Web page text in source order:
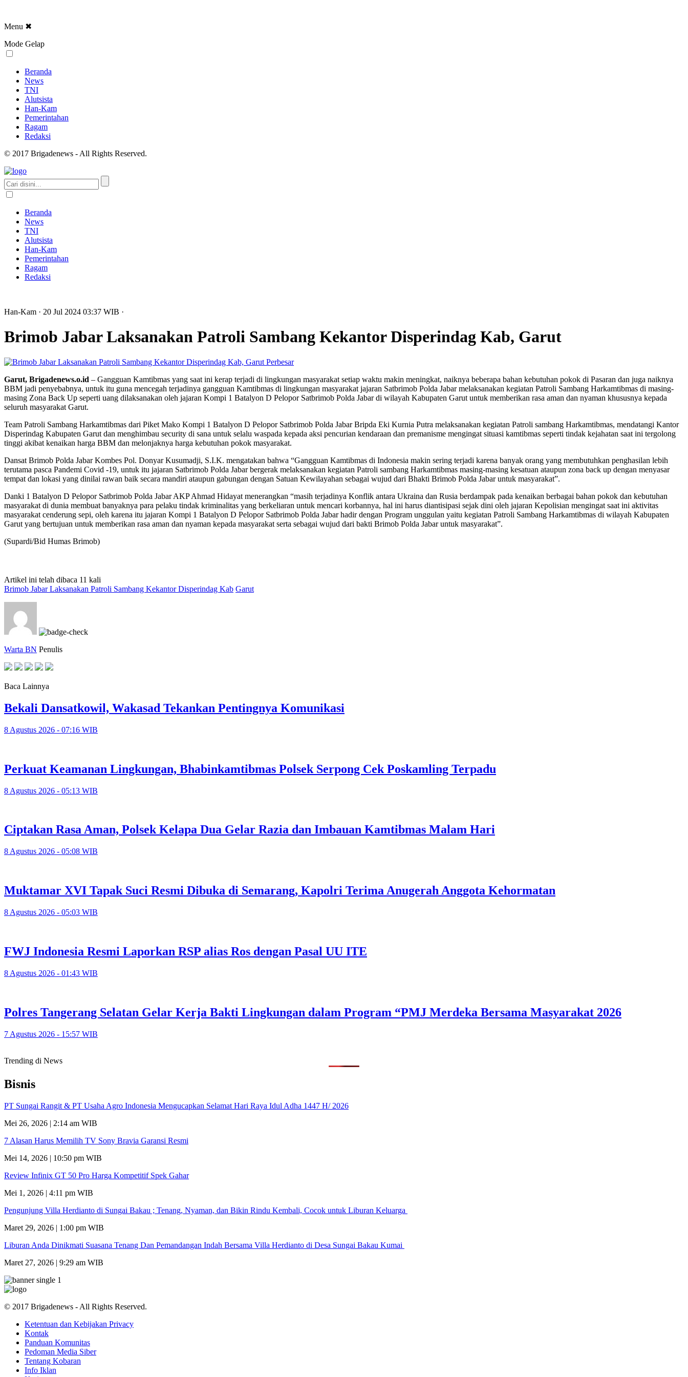
Menu ✖
Mode Gelap
Beranda
News
TNI
Alutsista
Han-Kam
Pemerintahan
Ragam
Redaksi
© 2017 Brigadenews - All Rights Reserved.
Beranda
News
TNI
Alutsista
Han-Kam
Pemerintahan
Ragam
Redaksi
Han-Kam · 20 Jul 2024 03:37 WIB ·
Brimob Jabar Laksanakan Patroli Sambang Kekantor Disperindag Kab, Garut
Perbesar
Garut, Brigadenews.o.id – Gangguan Kamtibmas yang saat ini kerap terjadi di lingkungan masyarakat setiap waktu makin meningkat, naiknya beberapa bahan kebutuhan pokok di Pasaran dan juga naiknya
BBM jadi penyebabnya, untuk itu guna mencegah terjadinya gangguan Kamtibmas di lingkungan masyarakat jajaran Satbrimob Polda Jabar melaksanakan kegiatan Patroli Sambang Harkamtibmas di masing-
masing Zona Back Up seperti uang dilaksanakan oleh jajaran Kompi 1 Batalyon D Pelopor Satbrimob Polda Jabar di wilayah Kabupaten Garut untuk memberikan rasa aman dan nyaman khususnya kepada
seluruh masyarakat Garut.
Team Patroli Sambang Harkamtibmas dari Piket Mako Kompi 1 Batalyon D Pelopor Satbrimob Polda Jabar Bripda Eki Kurnia Putra melaksanakan kegiatan Patroli sambang Harkamtibmas, mendatangi Kantor
Disperindag Kabupaten Garut dan menghimbau security di sana untuk selalu waspada kepada aksi pencurian kendaraan dan premanisme mengingat situasi kamtibmas seperti tindak kejahatan saat ini tergolong
tinggi akibat kenaikan harga BBM dan melonjaknya harga kebutuhan pokok masyarakat.
Dansat Brimob Polda Jabar Kombes Pol. Donyar Kusumadji, S.I.K. mengatakan bahwa “Gangguan Kamtibmas di Indonesia makin sering terjadi karena banyak orang yang membutuhkan penghasilan lebih
terutama pasca Pandemi Covid -19, untuk itu jajaran Satbrimob Polda Jabar bergerak melaksanakan kegiatan Patroli sambang Harkamtibmas masing-masing kesatuan ataupun zona back up dengan menyasar
tempat dan lokasi yang dinilai rawan baik secara mandiri ataupun gabungan dengan Satuan Kewilayahan sebagai wujud dari Bhakti Brimob Polda Jabar untuk masyarakat”.
Danki 1 Batalyon D Pelopor Satbrimob Polda Jabar AKP Ahmad Hidayat menerangkan “masih terjadinya Konflik antara Ukraina dan Rusia berdampak pada kenaikan berbagai bahan pokok dan kebutuhan
masyarakat di dunia membuat banyaknya para pelaku tindak kriminalitas yang berkeliaran untuk mencari korbannya, hal ini harus diantisipasi sejak dini oleh jajaran Kepolisian mengingat saat ini aktivitas
masyarakat cenderung sepi, oleh karena itu jajaran Kompi 1 Batalyon D Pelopor Satbrimob Polda Jabar hadir dengan Program unggulan yaitu kegiatan Patroli Sambang Harkamtibmas di wilayah Kabupaten
Garut yang bertujuan untuk memberikan rasa aman dan nyaman kepada masyarakat serta sebagai wujud dari bakti Brimob Polda Jabar untuk masyarakat”.
(Supardi/Bid Humas Brimob)
Artikel ini telah dibaca 11 kali
Brimob Jabar Laksanakan Patroli Sambang Kekantor Disperindag Kab Garut
Warta BN Penulis
Baca Lainnya
Bekali Dansatkowil, Wakasad Tekankan Pentingnya Komunikasi
8 Agustus 2026 - 07:16 WIB
Perkuat Keamanan Lingkungan, Bhabinkamtibmas Polsek Serpong Cek Poskamling Terpadu
8 Agustus 2026 - 05:13 WIB
Ciptakan Rasa Aman, Polsek Kelapa Dua Gelar Razia dan Imbauan Kamtibmas Malam Hari
8 Agustus 2026 - 05:08 WIB
Muktamar XVI Tapak Suci Resmi Dibuka di Semarang, Kapolri Terima Anugerah Anggota Kehormatan
8 Agustus 2026 - 05:03 WIB
FWJ Indonesia Resmi Laporkan RSP alias Ros dengan Pasal UU ITE
8 Agustus 2026 - 01:43 WIB
Polres Tangerang Selatan Gelar Kerja Bakti Lingkungan dalam Program “PMJ Merdeka Bersama Masyarakat 2026
7 Agustus 2026 - 15:57 WIB
Trending di News
Bisnis
PT Sungai Rangit & PT Usaha Agro Indonesia Mengucapkan Selamat Hari Raya Idul Adha 1447 H/ 2026
Mei 26, 2026 | 2:14 am WIB
7 Alasan Harus Memilih TV Sony Bravia Garansi Resmi
Mei 14, 2026 | 10:50 pm WIB
Review Infinix GT 50 Pro Harga Kompetitif Spek Gahar
Mei 1, 2026 | 4:11 pm WIB
Pengunjung Villa Herdianto di Sungai Bakau ; Tenang, Nyaman, dan Bikin Rindu Kembali, Cocok untuk Liburan Keluarga
Maret 29, 2026 | 1:00 pm WIB
Liburan Anda Dinikmati Suasana Tenang Dan Pemandangan Indah Bersama Villa Herdianto di Desa Sungai Bakau Kumai
Maret 27, 2026 | 9:29 am WIB
© 2017 Brigadenews - All Rights Reserved.
Ketentuan dan Kebijakan Privacy
Kontak
Panduan Komunitas
Pedoman Media Siber
Tentang Kobaran
Info Iklan